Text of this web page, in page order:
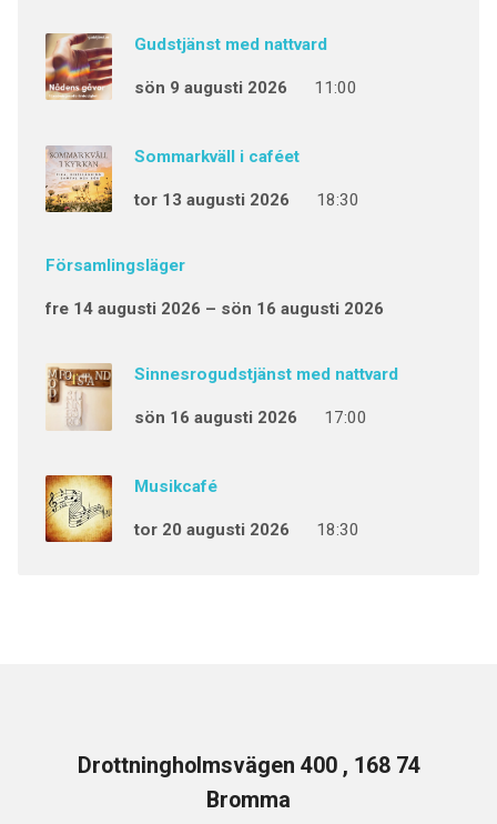
Gudstjänst med nattvard
sön 9 augusti 2026 11:00
Sommarkväll i caféet
tor 13 augusti 2026 18:30
Församlingsläger
fre 14 augusti 2026 – sön 16 augusti 2026
Sinnesrogudstjänst med nattvard
sön 16 augusti 2026 17:00
Musikcafé
tor 20 augusti 2026 18:30
Drottningholmsvägen 400 , 168 74
Bromma